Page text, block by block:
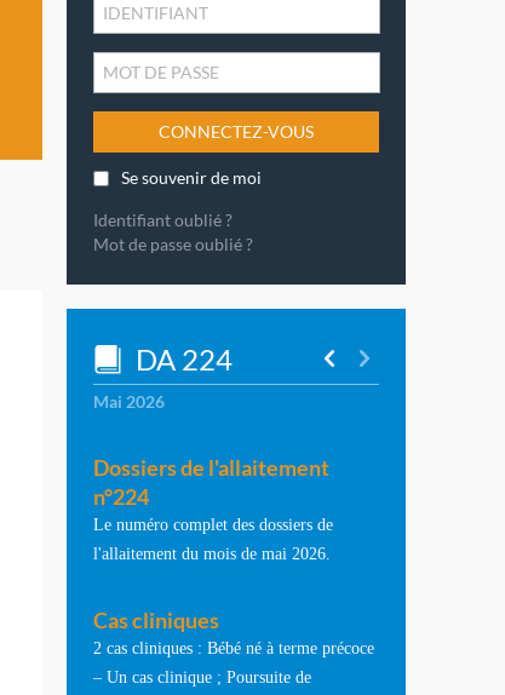
CONNECTEZ-VOUS
Se souvenir de moi
Identifiant oublié ?
Mot de passe oublié ?
DA 224
Mai 2026
Dossiers de l'allaitement
n°224
Le numéro complet des dossiers de
l'allaitement du mois de mai 2026.
Cas cliniques
2 cas cliniques : Bébé né à terme précoce
– Un cas clinique ; Poursuite de